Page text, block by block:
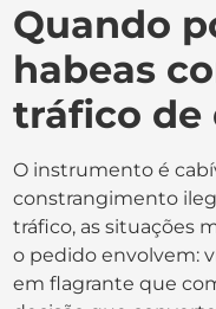
Quando
habeas
tráfico de
O instrumento é
constrangimento
tráfico, as situações
o pedido envolvem:
em flagrante que